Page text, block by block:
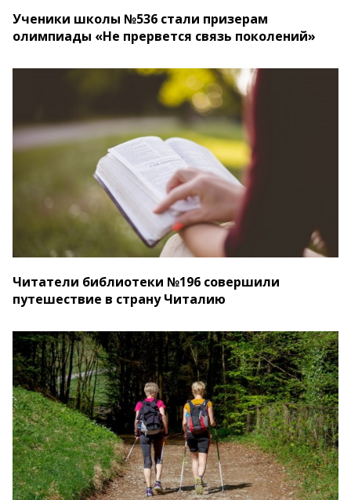
Ученики школы №536 стали призерам
олимпиады «Не прервется связь поколений»
Читатели библиотеки №196 совершили
путешествие в страну Читалию